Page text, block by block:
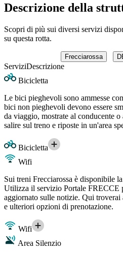
Descrizione della
Scopri di più sui diversi servizi
su questa rotta.
Frecciarossa
ServiziDescrizione
Bicicletta
Le bici pieghevoli sono ammesse
bici non pieghevoli devono essere
da viaggio, mostrate al conducente
salire sul treno e riposte in un'area
Bicicletta
Wifi
Sui treni Frecciarossa è disponibile
Utilizza il servizio Portale FRECCE
aggiornato sulle notizie. Qui
e ulteriori opzioni di prenotazione.
Wifi
Area Silenzio